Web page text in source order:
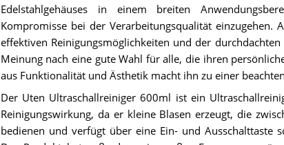
Edelstahlgehäuses in einem breiten
Kompromisse bei der Verarbeitungsqualität einzugehen.
effektiven Reinigungsmöglichkeiten und der
Meinung nach eine gute Wahl für alle, die ihren
aus Funktionalität und Ästhetik macht ihn zu einer
Der Uten Ultraschallreiniger 600ml ist ein
Reinigungswirkung, da er kleine Blasen erzeugt, die
bedienen und verfügt über eine Ein- und Ausschalttaste